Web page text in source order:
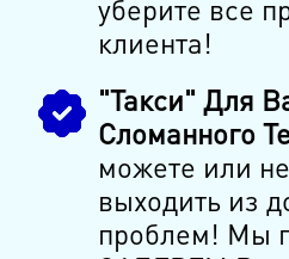
уберите все
клиента!
"Такси" Для
Сломанного
можете или
выходить из
проблем! Мы